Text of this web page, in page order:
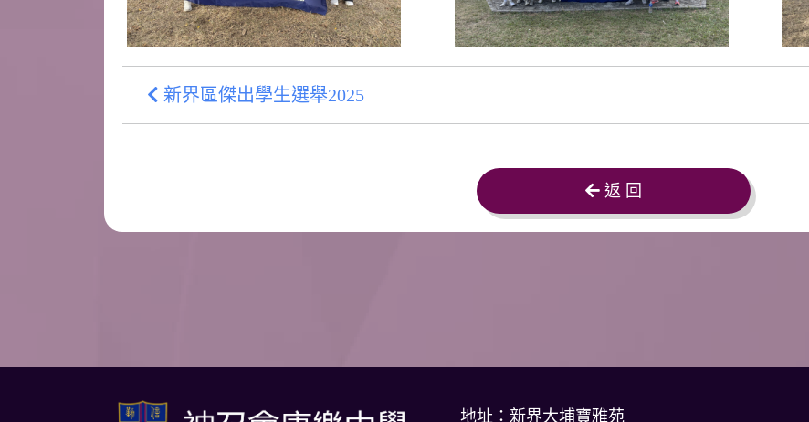
新界區傑出學生選舉2025
返 回
地址：新界大埔寶雅苑